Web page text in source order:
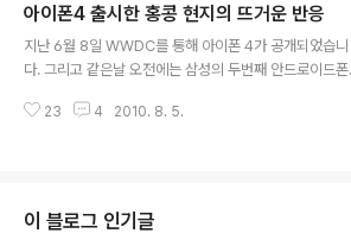
들어와서 뭘까 하고 다운로드 쿡쿡! http://itunes.apple.
com/us/app/id386285962?mt=8 QR코드를 쿡 찍
으면 해당 URL로 가니깐 한번 찍어보세요^^ 앱을 구동시
부 책과 같이 딱 한눈에도 전화부 정리할 수 있겠다는 느낌
아이폰4 출시한 홍콩 현지의 뜨거운 반응
지난 6월 8일 WWDC를 통해 아이폰 4가 공개되었습니
다. 그리고 같은날 오전에는 삼성의 두번째 안드로이드폰
최근 각종 매체에서 지대한 관심을 보이고 비교하는 글들
지만 그래도 여전히 고공행진을 하고 있습니다. 미국에 이
어 17개국에 판매되고 있는 아이폰 4 홍콩의 반응은 어떠
23 4 2010. 8. 5.
이 블로그 인기글